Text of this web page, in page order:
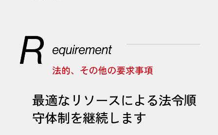
最適なリソースによる法令順
守体制を継続します